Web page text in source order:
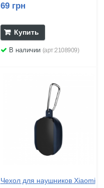
69 грн
Купить
В наличии (арт:2108909)
Чехол для наушников Xiaomi